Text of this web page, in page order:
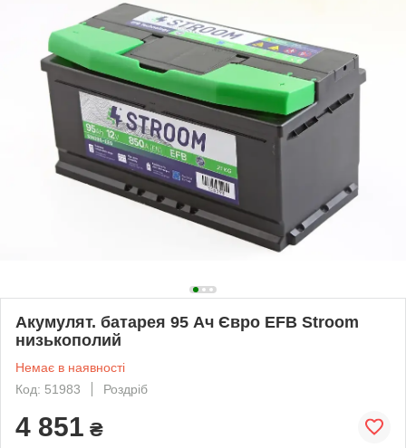
Акумулят. батарея 95 Ач Євро EFB Stroom
низькополий
Немає в наявності
Код: 51983
Роздріб
4 851 ₴